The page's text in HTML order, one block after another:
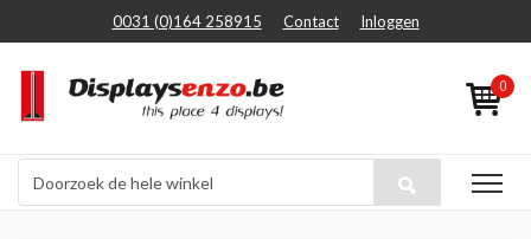
0031 (0)164 258915 Contact Inloggen
0